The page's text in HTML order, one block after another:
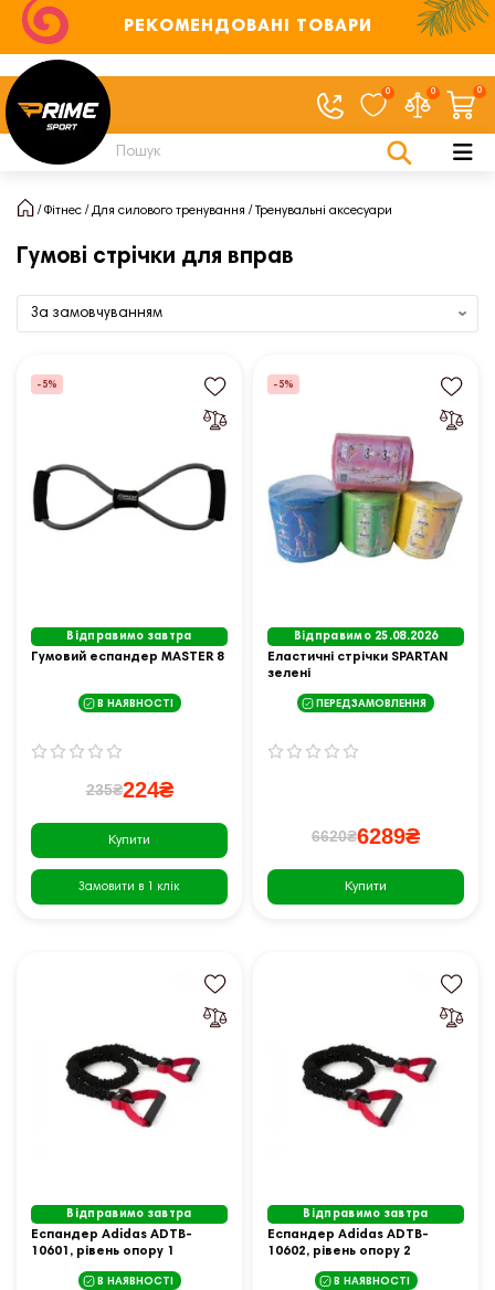
РЕКОМЕНДОВАНІ ТОВАРИ
0 0 0
Фітнес Для силового тренування Тренувальні аксесуари
Гумові стрічки для вправ
-5%
Відправимо завтра
Гумовий еспандер MASTER 8
В НАЯВНОСТІ
235₴224₴
Купити
Замовити в 1 клік
-5%
Відправимо 25.08.2026
Еластичні стрічки SPARTAN
зелені
ПЕРЕДЗАМОВЛЕННЯ
6620₴6289₴
Купити
Відправимо завтра
Еспандер Adidas ADTB-
10601, рівень опору 1
В НАЯВНОСТІ
Відправимо завтра
Еспандер Adidas ADTB-
10602, рівень опору 2
В НАЯВНОСТІ